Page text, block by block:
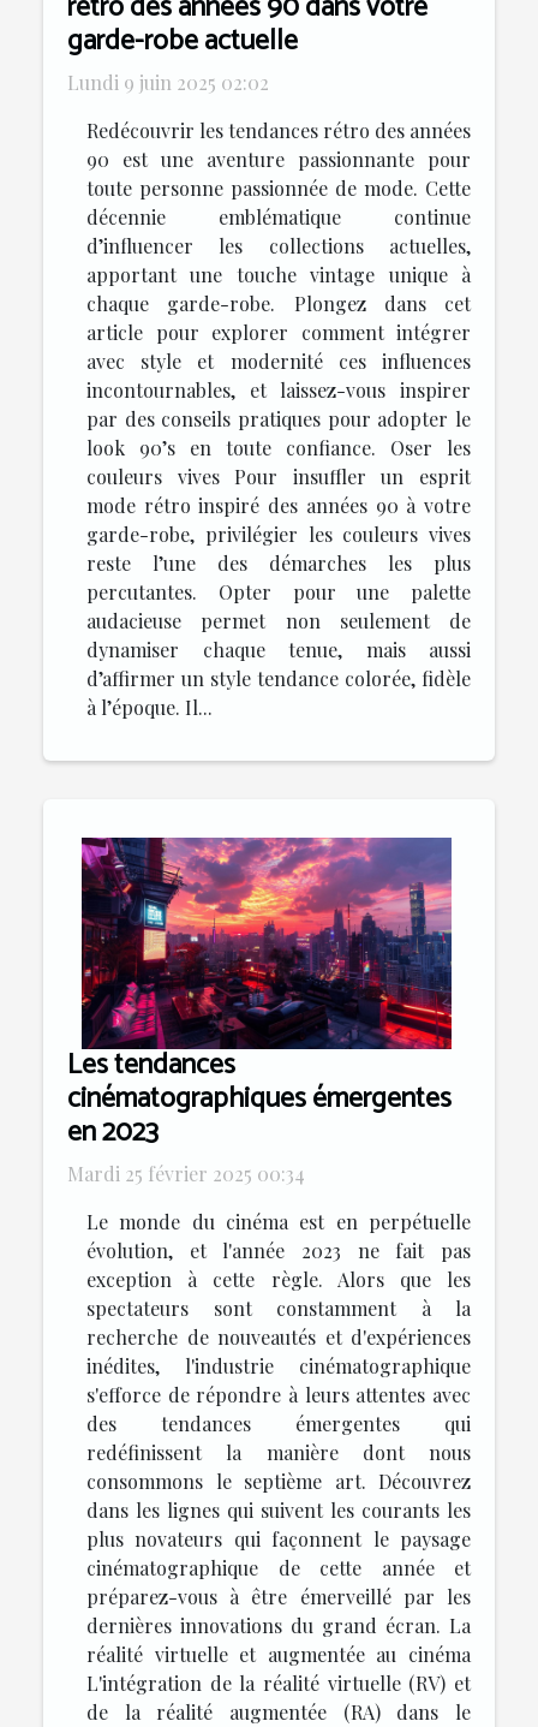
garde-robe actuelle
Lundi 9 juin 2025 02:02
Redécouvrir les tendances rétro des années
90 est une aventure passionnante pour
toute personne passionnée de mode. Cette
décennie emblématique continue
d’influencer les collections actuelles,
apportant une touche vintage unique à
chaque garde-robe. Plongez dans cet
article pour explorer comment intégrer
avec style et modernité ces influences
incontournables, et laissez-vous inspirer
par des conseils pratiques pour adopter le
look 90’s en toute confiance. Oser les
couleurs vives Pour insuffler un esprit
mode rétro inspiré des années 90 à votre
garde-robe, privilégier les couleurs vives
reste l’une des démarches les plus
percutantes. Opter pour une palette
audacieuse permet non seulement de
dynamiser chaque tenue, mais aussi
d’affirmer un style tendance colorée, fidèle
à l’époque. Il...
Les tendances
cinématographiques émergentes
en 2023
Mardi 25 février 2025 00:34
Le monde du cinéma est en perpétuelle
évolution, et l'année 2023 ne fait pas
exception à cette règle. Alors que les
spectateurs sont constamment à la
recherche de nouveautés et d'expériences
inédites, l'industrie cinématographique
s'efforce de répondre à leurs attentes avec
des tendances émergentes qui
redéfinissent la manière dont nous
consommons le septième art. Découvrez
dans les lignes qui suivent les courants les
plus novateurs qui façonnent le paysage
cinématographique de cette année et
préparez-vous à être émerveillé par les
dernières innovations du grand écran. La
réalité virtuelle et augmentée au cinéma
L'intégration de la réalité virtuelle (RV) et
de la réalité augmentée (RA) dans le